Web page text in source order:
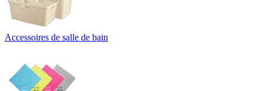
Accessoires de salle de bain